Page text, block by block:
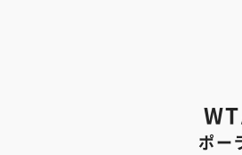
ポー